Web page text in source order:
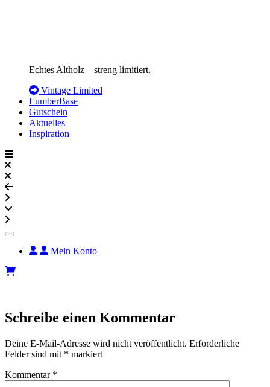
Echtes Altholz – streng limitiert.
Vintage Limited
LumberBase
Gutschein
Aktuelles
Inspiration
Mein Konto
Schreibe einen Kommentar
Deine E-Mail-Adresse wird nicht veröffentlicht. Erforderliche
Felder sind mit * markiert
Kommentar *